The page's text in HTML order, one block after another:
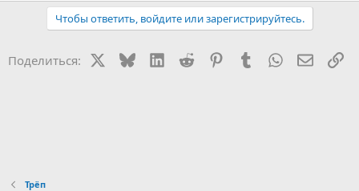
Чтобы ответить, войдите или зарегистрируйтесь.
Поделиться: BlueskyLinkedIn
Reddit PinterestTumblr WhatsApp
Трёп